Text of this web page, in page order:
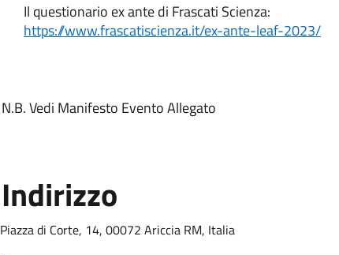
Il questionario ex ante di Frascati Scienza:
https://www.frascatiscienza.it/ex-ante-leaf-2023/
N.B. Vedi Manifesto Evento Allegato
Indirizzo
Piazza di Corte, 14, 00072 Ariccia RM, Italia